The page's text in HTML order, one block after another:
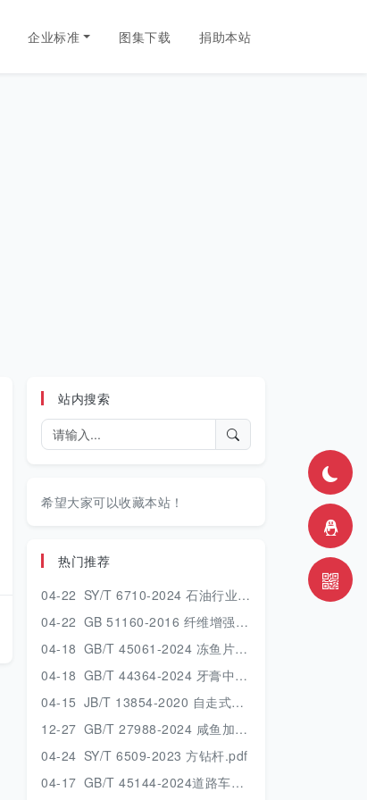
企业标准 图集下载 捐助本站
站内搜索
希望大家可以收藏本站！
热门推荐
04-22 SY/T 6710-2024 石油行业建设项目安全验收评价技术规范.pdf
04-22 GB 51160-2016 纤维增强塑料设备和管道工程技术规范.pdf
04-18 GB/T 45061-2024 冻鱼片.pdf
04-18 GB/T 44364-2024 牙膏中丙烯酰胺的测定 高效液相色谱串联质谱法.pdf
04-15 JB/T 13854-2020 自走式喷杆喷雾机.pdf
12-27 GB/T 27988-2024 咸鱼加工技术规范.pdf
04-24 SY/T 6509-2023 方钻杆.pdf
04-17 GB/T 45144-2024道路车辆 车轮和轮辋 使用、维护和安全的一般要求及报废条件.pdf